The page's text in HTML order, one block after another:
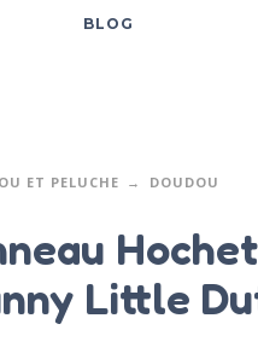
BLOG
ET PELUCHE DOUDOU
Little